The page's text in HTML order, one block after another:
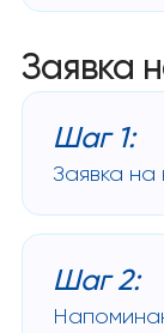
Заявка
Шаг 1:
Заявка на
Шаг 2: